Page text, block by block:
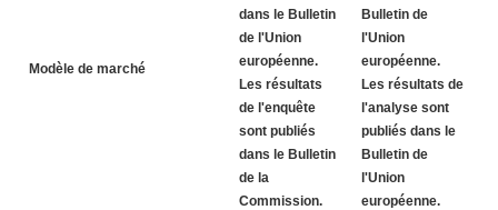
Modèle de marché
dans le Bulletin
de l'Union
européenne.
Les résultats
de l'enquête
sont publiés
dans le Bulletin
de la
Commission.
Bulletin de
l'Union
européenne.
Les résultats de
l'analyse sont
publiés dans le
Bulletin de
l'Union
européenne.